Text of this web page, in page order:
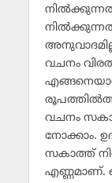
വചനം
വചനം
നോക്കാം.
സകാത്ത്
എണ്ണമാണ്.